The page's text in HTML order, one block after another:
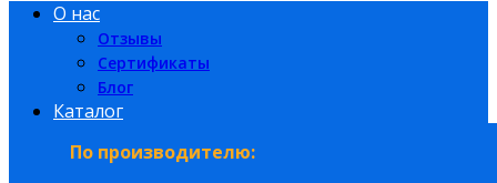
О нас
Отзывы
Сертификаты
Блог
Каталог
По производителю: